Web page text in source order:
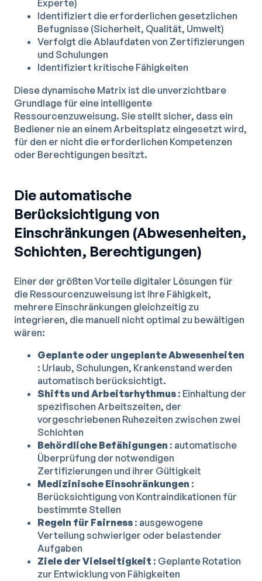
Experte)
Identifiziert die erforderlichen gesetzlichen
Befugnisse (Sicherheit, Qualität, Umwelt)
Verfolgt die Ablaufdaten von Zertifizierungen
und Schulungen
Identifiziert kritische Fähigkeiten
Diese dynamische Matrix ist die unverzichtbare
Grundlage für eine intelligente
Ressourcenzuweisung. Sie stellt sicher, dass ein
Bediener nie an einem Arbeitsplatz eingesetzt wird,
für den er nicht die erforderlichen Kompetenzen
oder Berechtigungen besitzt.
Die automatische
Berücksichtigung von
Einschränkungen (Abwesenheiten,
Schichten, Berechtigungen)
Einer der größten Vorteile digitaler Lösungen für
die Ressourcenzuweisung ist ihre Fähigkeit,
mehrere Einschränkungen gleichzeitig zu
integrieren, die manuell nicht optimal zu bewältigen
wären:
Geplante oder ungeplante Abwesenheiten
: Urlaub, Schulungen, Krankenstand werden
automatisch berücksichtigt.
Shifts und Arbeitsrhythmus : Einhaltung der
spezifischen Arbeitszeiten, der
vorgeschriebenen Ruhezeiten zwischen zwei
Schichten
Behördliche Befähigungen : automatische
Überprüfung der notwendigen
Zertifizierungen und ihrer Gültigkeit
Medizinische Einschränkungen :
Berücksichtigung von Kontraindikationen für
bestimmte Stellen
Regeln für Fairness : ausgewogene
Verteilung schwieriger oder belastender
Aufgaben
Ziele der Vielseitigkeit : Geplante Rotation
zur Entwicklung von Fähigkeiten